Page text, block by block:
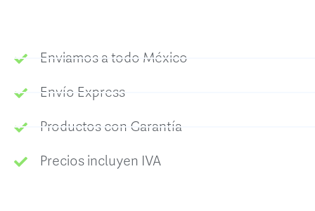
Enviamos a todo México
Envío Express
Productos con Garantía
Precios incluyen IVA